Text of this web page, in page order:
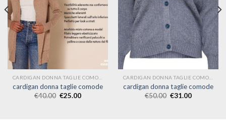
cardigan donna taglie comode
€40.00 €25.00
cardigan donna taglie comode
€50.00 €31.00